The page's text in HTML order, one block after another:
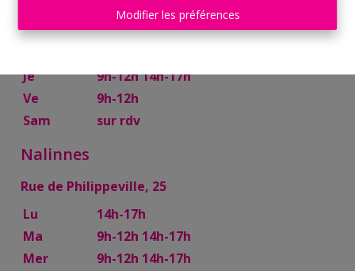
Modifier les préférences
14h-17h
Ma
9h-12h 14h-17h
Je
9h-12h 14h-17h
Ve
9h-12h
Sam
sur rdv
Nalinnes
Rue de Philippeville, 25
Lu
14h-17h
Ma
9h-12h 14h-17h
Mer
9h-12h 14h-17h